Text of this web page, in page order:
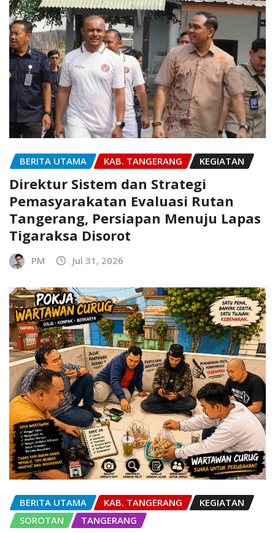
BERITA UTAMA KAB. TANGERANG KEGIATAN
Direktur Sistem dan Strategi
Pemasyarakatan Evaluasi Rutan
Tangerang, Persiapan Menuju Lapas
Tigaraksa Disorot
PM Jul 31, 2026
BERITA UTAMA KAB. TANGERANG
KEGIATAN
SOROTAN
TANGERANG